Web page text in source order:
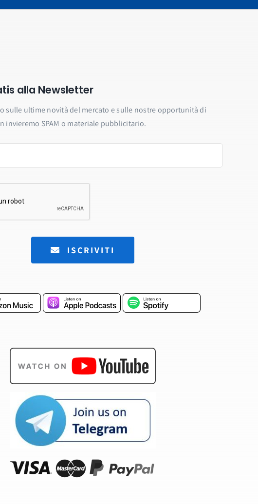
alla Newsletter
sulle ultime novità del mercato e sulle nostre opportunità di
invieremo SPAM o materiale pubblicitario.
ISCRIVITI